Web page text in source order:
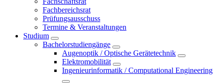
Fachbereichsrat
Prüfungsausschuss
Termine & Veranstaltungen
Studium
Bachelorstudiengänge
Augenoptik / Optische Gerätetechnik
Elektromobilität
Ingenieurinformatik / Computational Engineering